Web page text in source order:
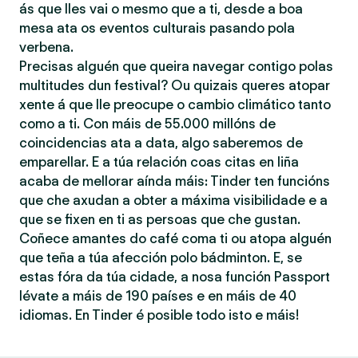
ás que lles vai o mesmo que a ti, desde a boa
mesa ata os eventos culturais pasando pola
verbena.
Precisas alguén que queira navegar contigo polas
multitudes dun festival? Ou quizais queres atopar
xente á que lle preocupe o cambio climático tanto
como a ti. Con máis de 55.000 millóns de
coincidencias ata a data, algo saberemos de
emparellar. E a túa relación coas citas en liña
acaba de mellorar aínda máis: Tinder ten funcións
que che axudan a obter a máxima visibilidade e a
que se fixen en ti as persoas que che gustan.
Coñece amantes do café coma ti ou atopa alguén
que teña a túa afección polo bádminton. E, se
estas fóra da túa cidade, a nosa función Passport
lévate a máis de 190 países e en máis de 40
idiomas. En Tinder é posible todo isto e máis!